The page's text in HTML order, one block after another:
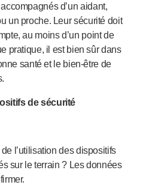
d’un aidant,
un proche. Leur sécurité doit
au moins d’un point de
pratique, il est bien sûr dans
santé et le bien-être de
de sécurité
l’utilisation des dispositifs
sur le terrain ? Les données